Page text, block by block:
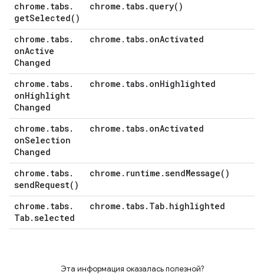
chrome . tabs.
getSelected( )
chrome . tabs. query( )
chrome . tabs.
onActive
Changed
chrome . tabs. onActivated
chrome . tabs.
onHighlight
Changed
chrome . tabs. onHighlighted
chrome . tabs.
onSelection
Changed
chrome . tabs. onActivated
chrome . tabs.
sendRequest( )
chrome . runtime .sendMessage( )
chrome . tabs.
Tab.selected
chrome . tabs. Tab. highlighted
Эта информация оказалась полезной?